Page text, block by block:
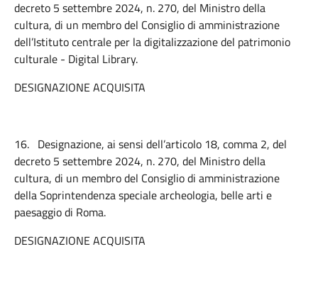
decreto 5 settembre 2024, n. 270, del Ministro della
cultura, di un membro del Consiglio di amministrazione
dell’Istituto centrale per la digitalizzazione del patrimonio
culturale - Digital Library.
DESIGNAZIONE ACQUISITA
16. Designazione, ai sensi dell’articolo 18, comma 2, del
decreto 5 settembre 2024, n. 270, del Ministro della
cultura, di un membro del Consiglio di amministrazione
della Soprintendenza speciale archeologia, belle arti e
paesaggio di Roma.
DESIGNAZIONE ACQUISITA